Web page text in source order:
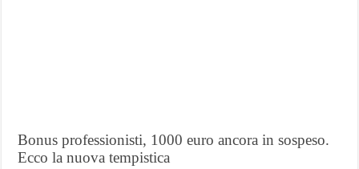
Bonus professionisti, 1000 euro ancora in sospeso.
Ecco la nuova tempistica